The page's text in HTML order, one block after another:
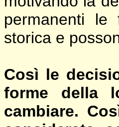
permanenti le
storica e
Così le
forme della
cambiare.